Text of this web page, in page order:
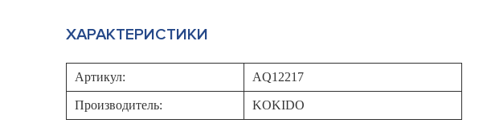
ХАРАКТЕРИСТИКИ
Артикул: AQ12217
Производитель: KOKIDO